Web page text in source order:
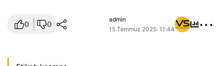
0 0
admin
15 Temmuz 2025: 11:44
⋯